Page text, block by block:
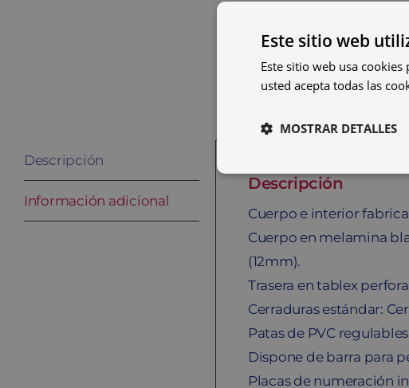
Descripción
Información adicional
Descripción
Cuerpo e interior
Cuerpo en melamina
(12mm).
Trasera en tablex
Cerraduras estándar:
Patas de PVC
Dispone de barra para
Placas de numeración
Este sitio web
Este sitio web usa
usted acepta todas las
MOSTRAR DETALLES